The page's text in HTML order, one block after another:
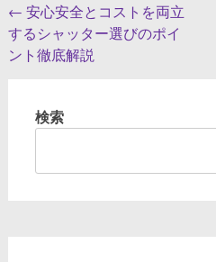
投
稿
← 安心安全とコストを両立
するシャッター選びのポイ
ント徹底解説
検索